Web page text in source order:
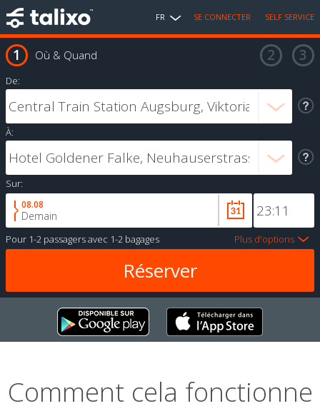
FR SE CONNECTER SELF SERVICE
Où & Quand
De:
À:
Sur:
08.08
Demain
Pour 1-2 passagersavec 1-2 bagages Plus d'options
Comment cela fonctionne